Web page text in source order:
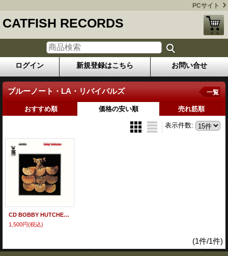
PCサイト
CATFISH RECORDS
ログイン 新規登録はこちら お問い合せ
ブルーノート・LA・リバイバルズ 一覧
おすすめ順 価格の安い順 売れ筋順
表示件数:
CD BOBBY HUTCHERSON ボビー・ハッチャーソン / MONTARA モンタラ
1,500円(税込)
(1件/1件)